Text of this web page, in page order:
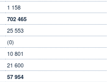
1 158
702 465
25 553
(0)
10 801
21 600
57 954